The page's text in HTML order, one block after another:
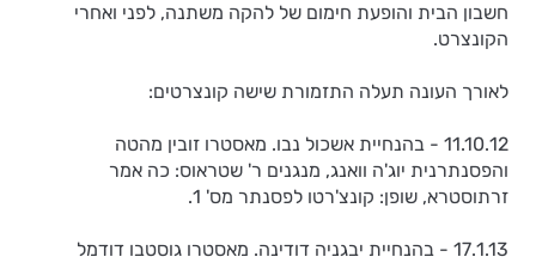
חשבון הבית והופעת חימום של להקה משתנה, לפני ואחרי
הקונצרט.
לאורך העונה תעלה התזמורת שישה קונצרטים:
11.10.12 - בהנחיית אשכול נבו. מאסטרו זובין מהטה
והפסנתרנית יוג'ה וואנג, מנגנים ר' שטראוס: כה אמר
זרתוסטרא, שופן: קונצ'רטו לפסנתר מס' 1.
17.1.13 - בהנחיית יבגניה דודינה. מאסטרו גוסטבו דודמל